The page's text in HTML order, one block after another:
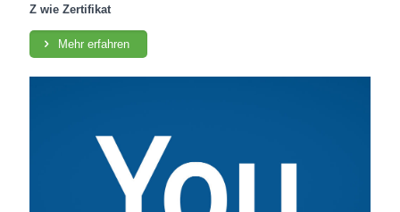
Z wie Zertifikat
Mehr erfahren